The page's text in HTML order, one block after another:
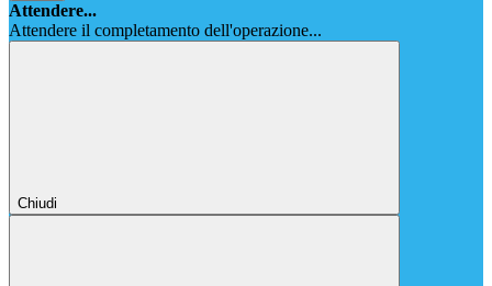
Attendere...
Attendere il completamento dell'operazione...
Chiudi